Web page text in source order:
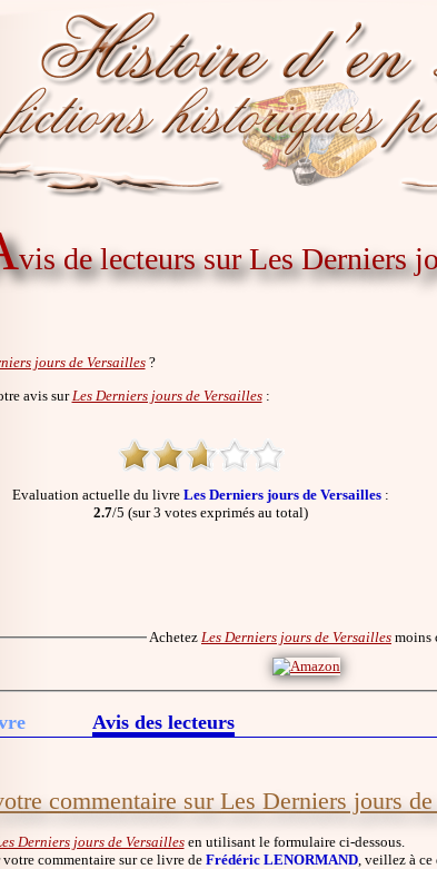
vis de lecteurs sur Les Derniers
jours de Versailles?
avis sur Les Derniers jours de Versailles:
Evaluation actuelle du livre Les Derniers jours de Versailles :
2.7/5 (sur 3 votes exprimés au total)
Achetez Les Derniers jours de Versailles moins
Avis des lecteurs
commentaire sur Les Derniers jours
Derniers jours de Versaillesen utilisant le formulaire ci-dessous.
commentaire sur ce livre de Frédéric LENORMAND, veillez à ce